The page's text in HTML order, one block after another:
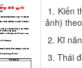
1. Kiến
ảnh)
2. Kĩ
3. Thái